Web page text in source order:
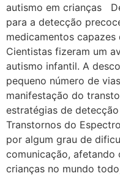
autismo em crianças
para a detecção
medicamentos
Cientistas fizeram um
autismo infantil. A
pequeno número de
manifestação do
estratégias de
Transtornos do
por algum grau de
comunicação, afetando
crianças no mundo